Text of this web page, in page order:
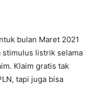
bulan Maret 2021
listrik selama
Klaim gratis tak
tapi juga bisa